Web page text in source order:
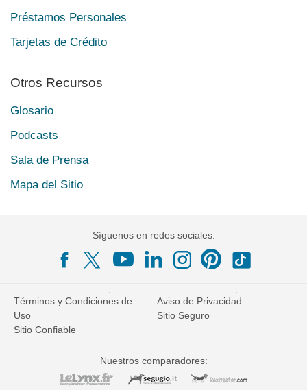
Préstamos Personales
Tarjetas de Crédito
Otros Recursos
Glosario
Podcasts
Sala de Prensa
Mapa del Sitio
Síguenos en redes sociales:
Términos y Condiciones de
Uso
Aviso de Privacidad
Sitio Seguro
Sitio Confiable
Nuestros comparadores: